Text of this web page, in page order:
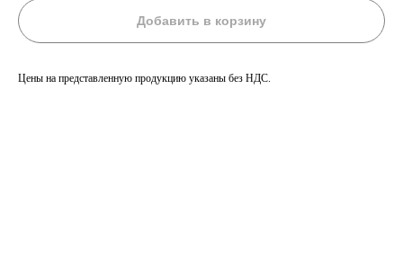
Добавить в корзину
Цены на представленную продукцию указаны без НДС.